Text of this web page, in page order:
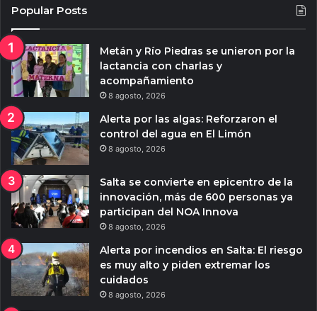
Popular Posts
Metán y Río Piedras se unieron por la
lactancia con charlas y
acompañamiento
8 agosto, 2026
Alerta por las algas: Reforzaron el
control del agua en El Limón
8 agosto, 2026
Salta se convierte en epicentro de la
innovación, más de 600 personas ya
participan del NOA Innova
8 agosto, 2026
Alerta por incendios en Salta: El riesgo
es muy alto y piden extremar los
cuidados
8 agosto, 2026